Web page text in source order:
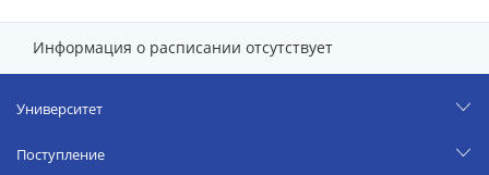
Информация о расписании отсутствует
Университет
Поступление